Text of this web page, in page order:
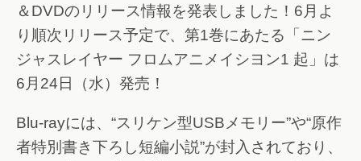
＆DVDのリリース情報を発表しました！6月よ
り順次リリース予定で、第1巻にあたる「ニン
ジャスレイヤー フロムアニメイシヨン1 起」は
6月24日（水）発売！
Blu-rayには、“スリケン型USBメモリー”や“原作
者特別書き下ろし短編小説”が封入されており、